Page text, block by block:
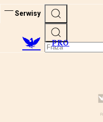
Serwisy
PRO